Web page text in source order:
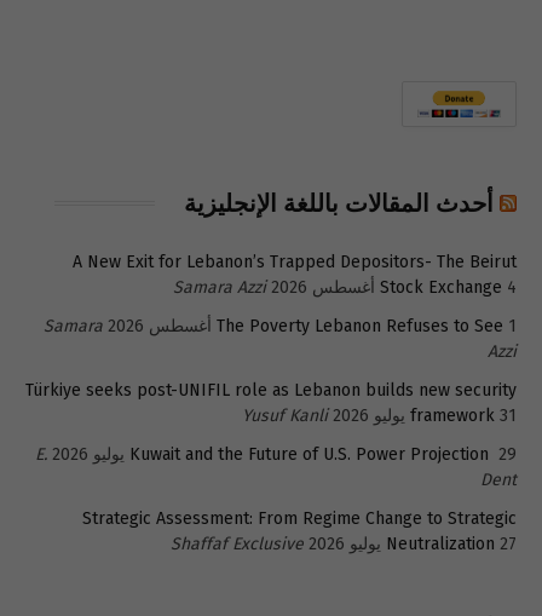
أحدث المقالات باللغة الإنجليزية
A New Exit for Lebanon’s Trapped Depositors- The Beirut
Stock Exchange 4 أغسطس 2026
Samara Azzi
The Poverty Lebanon Refuses to See 1 أغسطس 2026
Samara
Azzi
Türkiye seeks post-UNIFIL role as Lebanon builds new security
framework 31 يوليو 2026
Yusuf Kanli
Kuwait and the Future of U.S. Power Projection 29 يوليو 2026
E.
Dent
Strategic Assessment: From Regime Change to Strategic
Neutralization 27 يوليو 2026 Shaffaf Exclusive